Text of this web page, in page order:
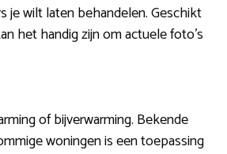
wilt laten behandelen. Geschikt
het handig zijn om actuele foto’s
of bijverwarming. Bekende
woningen is een toepassing